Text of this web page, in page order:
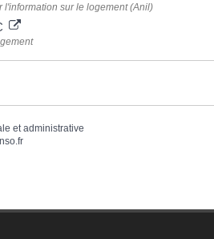
l'information sur le logement (Anil)
et administrative